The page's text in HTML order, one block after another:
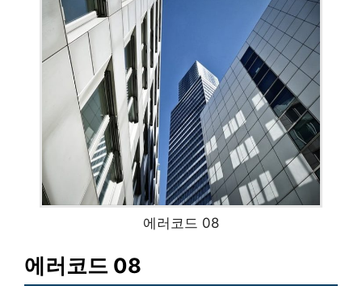
에러코드 08
에러코드 08